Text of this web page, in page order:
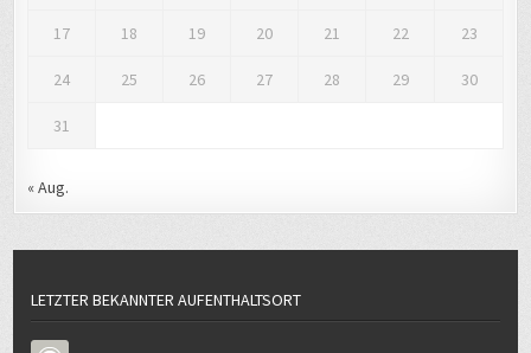
17 18 19 20 21 22 23
24 25 26 27 28 29 30
31
« Aug.
LETZTER BEKANNTER AUFENTHALTSORT